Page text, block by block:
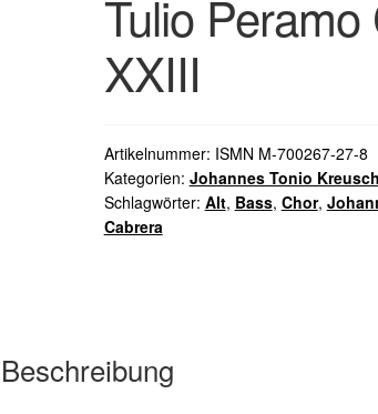
Tulio
XXIII
Artikelnummer: ISMN M-700267-27-8
Kategorien: Johannes Tonio Kreusch
Schlagwörter: Alt, Bass, Chor,
Cabrera
Beschreibung